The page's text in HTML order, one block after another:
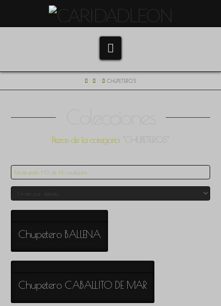
HOME CHUPETEROS
Piezas de la categoría
Mostrando 1–12 de 19 resultados
Chupetero BALLENA
Chupetero CABALLITO DE MAR